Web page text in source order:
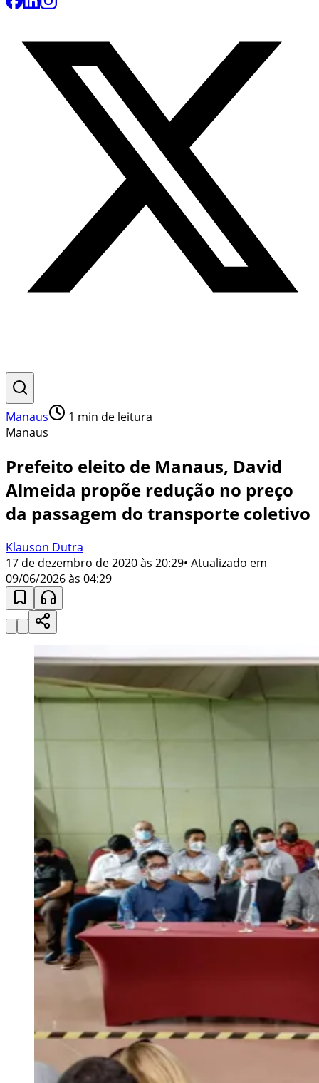
Manaus 1 min de leitura
Manaus
Prefeito eleito de Manaus, David
Almeida propõe redução no preço
da passagem do transporte coletivo
Klauson Dutra
17 de dezembro de 2020 às 20:29• Atualizado em
09/06/2026 às 04:29